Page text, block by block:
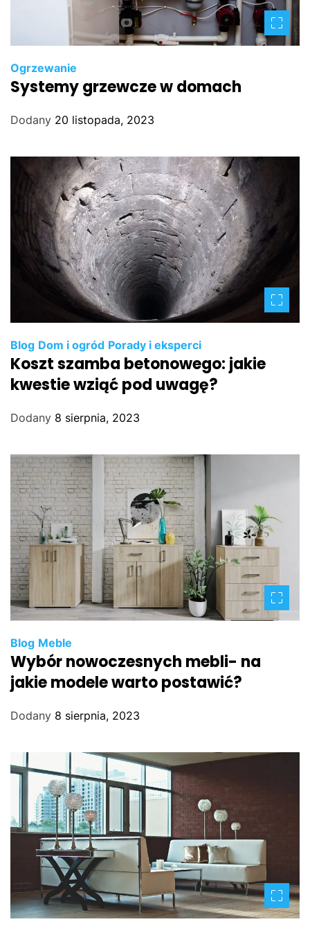
Ogrzewanie
Systemy grzewcze w domach
Dodany 20 listopada, 2023
Blog Dom i ogród Porady i eksperci
Koszt szamba betonowego: jakie
kwestie wziąć pod uwagę?
Dodany 8 sierpnia, 2023
Blog Meble
Wybór nowoczesnych mebli- na
jakie modele warto postawić?
Dodany 8 sierpnia, 2023